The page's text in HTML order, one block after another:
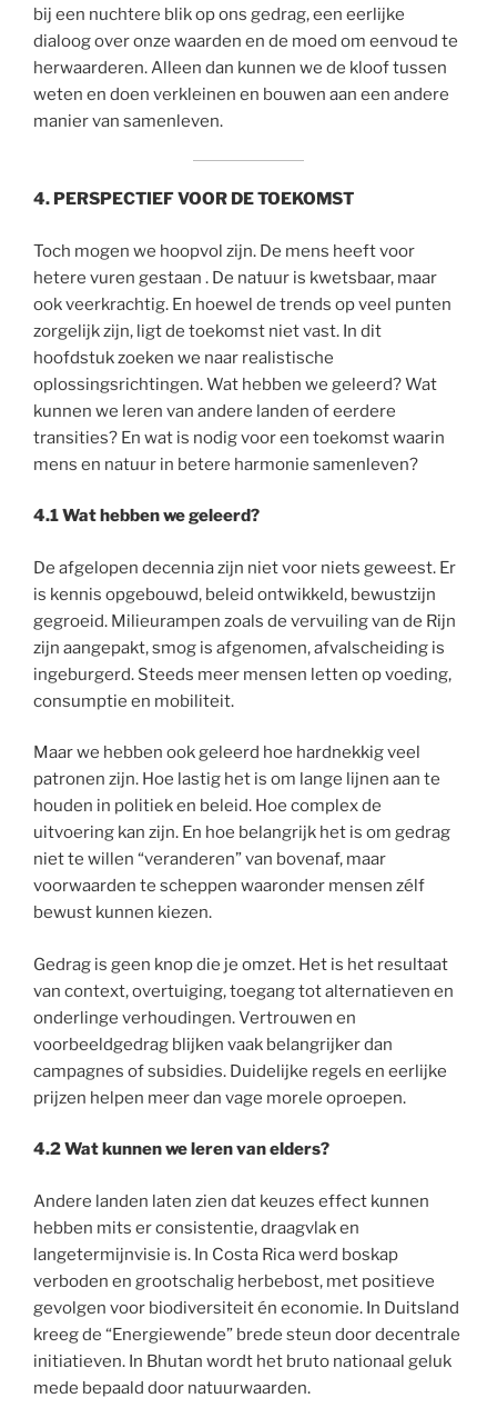
bij een nuchtere blik op ons gedrag, een eerlijke
dialoog over onze waarden en de moed om eenvoud te
herwaarderen. Alleen dan kunnen we de kloof tussen
weten en doen verkleinen en bouwen aan een andere
manier van samenleven.
4. PERSPECTIEF VOOR DE TOEKOMST
Toch mogen we hoopvol zijn. De mens heeft voor
hetere vuren gestaan . De natuur is kwetsbaar, maar
ook veerkrachtig. En hoewel de trends op veel punten
zorgelijk zijn, ligt de toekomst niet vast. In dit
hoofdstuk zoeken we naar realistische
oplossingsrichtingen. Wat hebben we geleerd? Wat
kunnen we leren van andere landen of eerdere
transities? En wat is nodig voor een toekomst waarin
mens en natuur in betere harmonie samenleven?
4.1 Wat hebben we geleerd?
De afgelopen decennia zijn niet voor niets geweest. Er
is kennis opgebouwd, beleid ontwikkeld, bewustzijn
gegroeid. Milieurampen zoals de vervuiling van de Rijn
zijn aangepakt, smog is afgenomen, afvalscheiding is
ingeburgerd. Steeds meer mensen letten op voeding,
consumptie en mobiliteit.
Maar we hebben ook geleerd hoe hardnekkig veel
patronen zijn. Hoe lastig het is om lange lijnen aan te
houden in politiek en beleid. Hoe complex de
uitvoering kan zijn. En hoe belangrijk het is om gedrag
niet te willen “veranderen” van bovenaf, maar
voorwaarden te scheppen waaronder mensen zélf
bewust kunnen kiezen.
Gedrag is geen knop die je omzet. Het is het resultaat
van context, overtuiging, toegang tot alternatieven en
onderlinge verhoudingen. Vertrouwen en
voorbeeldgedrag blijken vaak belangrijker dan
campagnes of subsidies. Duidelijke regels en eerlijke
prijzen helpen meer dan vage morele oproepen.
4.2 Wat kunnen we leren van elders?
Andere landen laten zien dat keuzes effect kunnen
hebben mits er consistentie, draagvlak en
langetermijnvisie is. In Costa Rica werd boskap
verboden en grootschalig herbebost, met positieve
gevolgen voor biodiversiteit én economie. In Duitsland
kreeg de “Energiewende” brede steun door decentrale
initiatieven. In Bhutan wordt het bruto nationaal geluk
mede bepaald door natuurwaarden.